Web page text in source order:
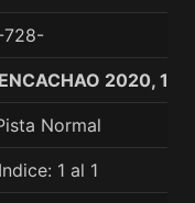
728-
2020,
Normal
Indice: 1 al 1